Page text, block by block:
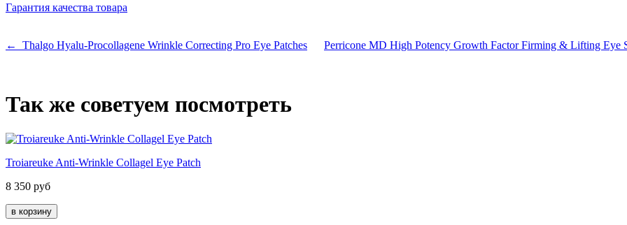
Гарантия качества товара
← Thalgo Hyalu-Procollagene Wrinkle Correcting Pro Eye Patches Perricone MD High Potency Growth Factor Firming & Lifting Eye
Так же советуем посмотреть
Troiareuke Anti-Wrinkle Collagel Eye Patch
8 350 руб